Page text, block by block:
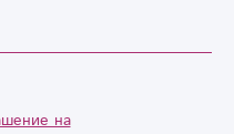
на